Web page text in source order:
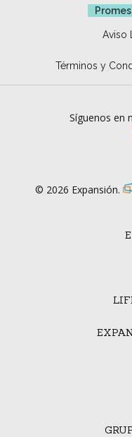
Aviso
Términos y
Síguenos en
© 2026 Expansión.